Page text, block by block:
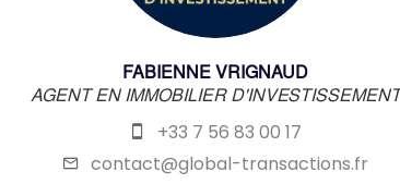
FABIENNE VRIGNAUD
AGENT EN IMMOBILIER D'INVESTISSEMENT
+33 7 56 83 00 17
contact@global-transactions.fr